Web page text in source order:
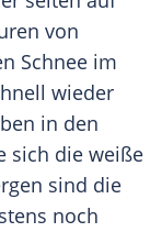
von
Schnee im
wieder
in den
sich die weiße
sind die
noch